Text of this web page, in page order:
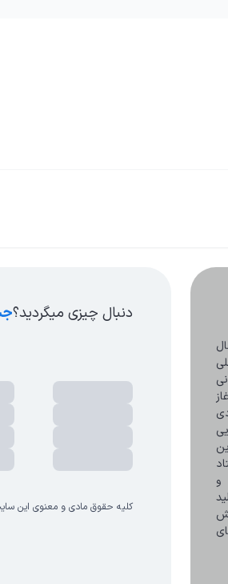
دنبال چیزی میگردید؟
کلیه حقوق مادی و معنوی این